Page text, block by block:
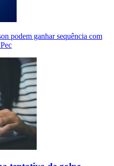
podem ganhar sequência com